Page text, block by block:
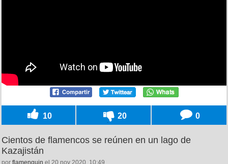
10 20 0
Cientos de flamencos se reúnen en un lago de
Kazajistán
por flamenquin el 20 nov 2020, 10:49